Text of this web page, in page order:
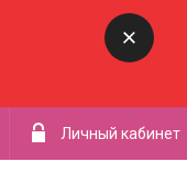
Личный кабинет